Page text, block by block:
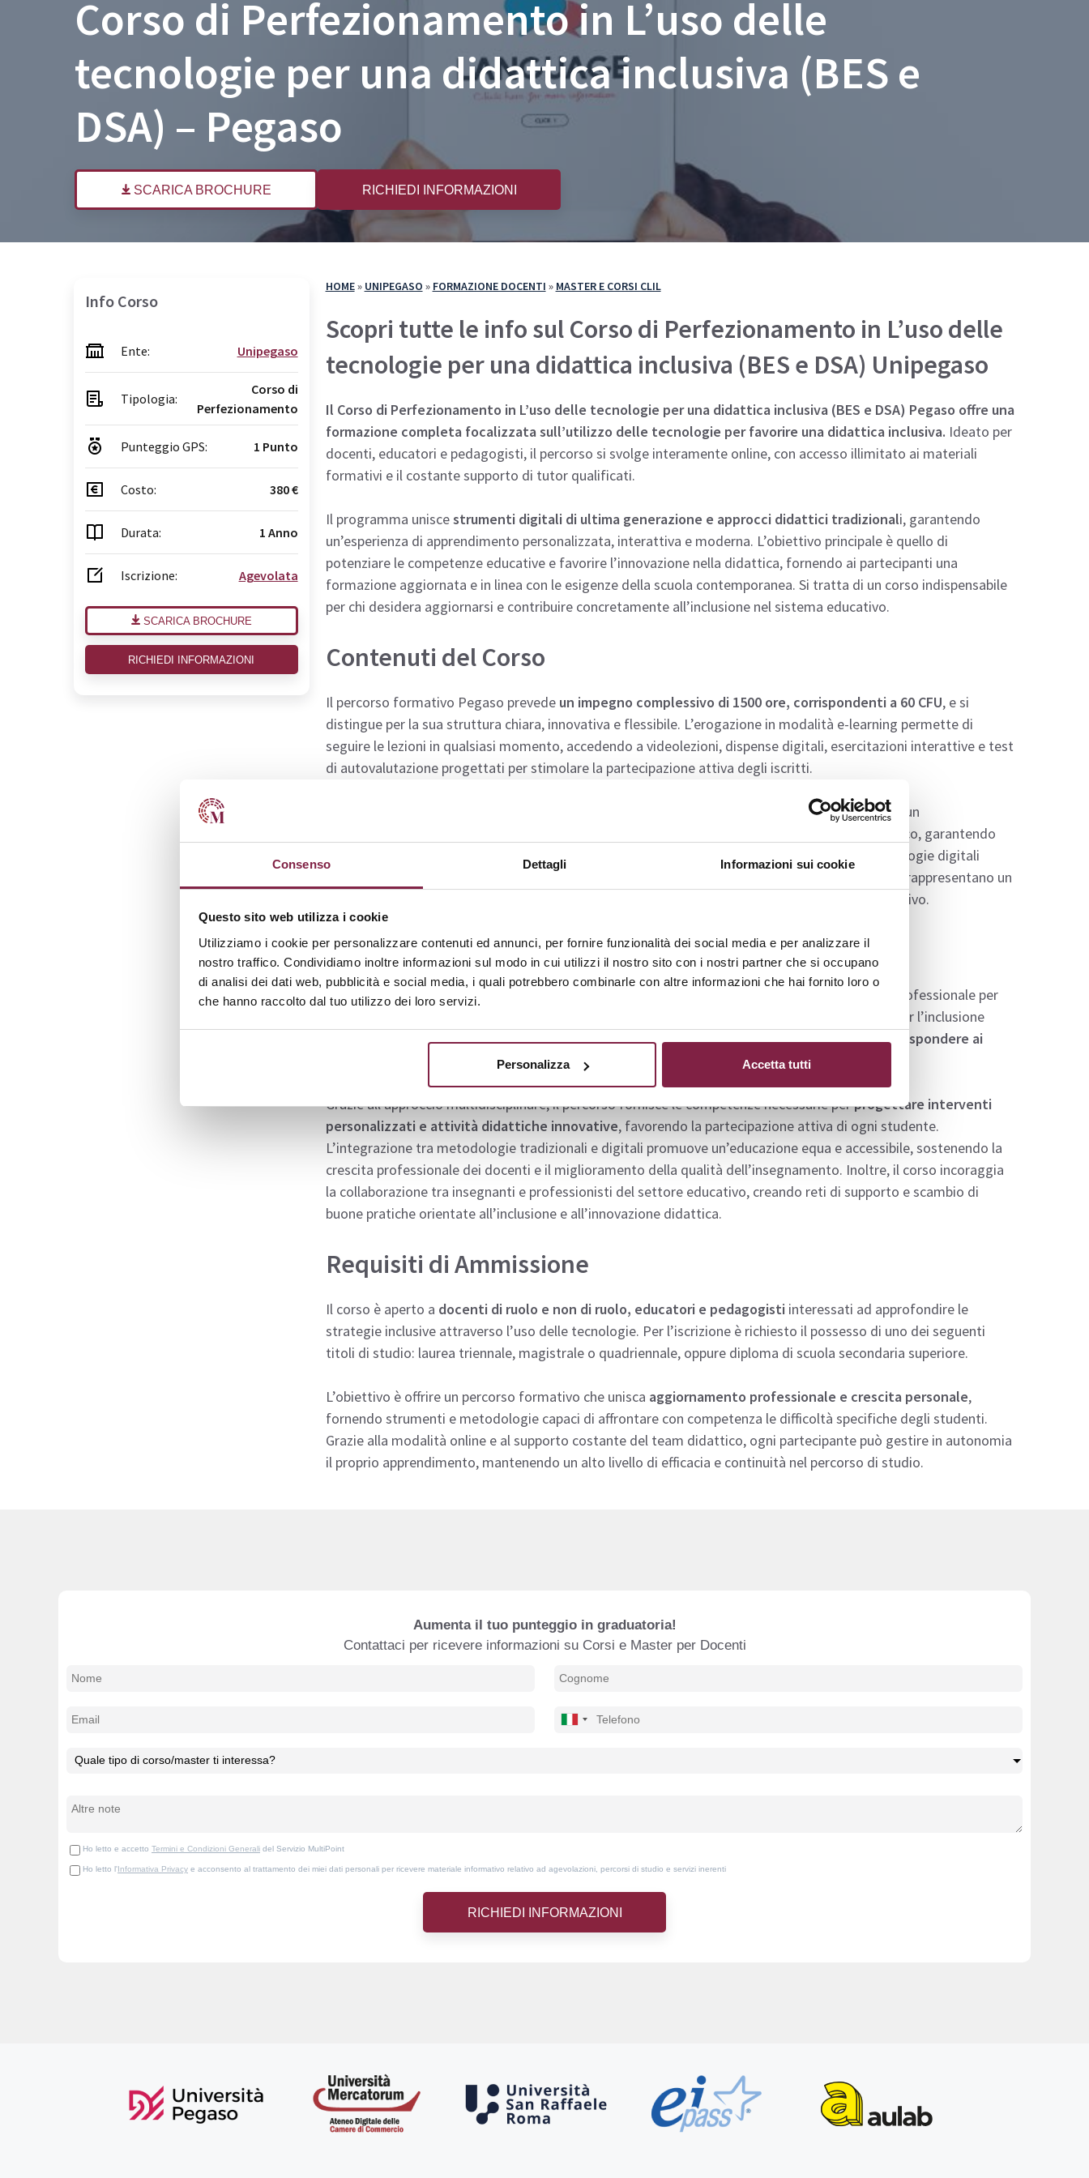
Consenso Dettagli Informazioni sui cookie
Questo sito web utilizza i cookie
Utilizziamo i cookie per personalizzare contenuti ed annunci, per fornire funzionalità dei social media e per analizzare il
nostro traffico. Condividiamo inoltre informazioni sul modo in cui utilizzi il nostro sito con i nostri partner che si occupano
di analisi dei dati web, pubblicità e social media, i quali potrebbero combinarle con altre informazioni che hai fornito loro o
che hanno raccolto dal tuo utilizzo dei loro servizi.
Personalizza Accetta tutti
Come Iscriversi
30 CFU per l’Insegnamento
36 CFU per l’Insegnamento
60 CFU per l’Insegnamento
Specializzazione per il Sostegno
Come Iscriversi
30 e 60 CFU per l’Insegnamento
PA 110 e Lode
Corso di Perfezionamento in L’uso delle
tecnologie per una didattica inclusiva (BES e
DSA) – Pegaso
SCARICA BROCHURE RICHIEDI INFORMAZIONI
HOME» UNIPEGASO » FORMAZIONE DOCENTI » MASTER E CORSI CLIL
Scopri tutte le info sul Corso di Perfezionamento in L’uso delle
tecnologie per una didattica inclusiva (BES e DSA) Unipegaso
Il Corso di Perfezionamento in L’uso delle tecnologie per una didattica inclusiva (BES e DSA) Pegaso offre una
formazione completa focalizzata sull’utilizzo delle tecnologie per favorire una didattica inclusiva. Ideato per
docenti, educatori e pedagogisti, il percorso si svolge interamente online, con accesso illimitato ai materiali
formativi e il costante supporto di tutor qualificati.
Il programma uniscestrumenti digitali di ultima generazione e approcci didattici tradizionali, garantendo
un’esperienza di apprendimento personalizzata, interattiva e moderna. L’obiettivo principale è quello di
potenziare le competenze educative e favorire l’innovazione nella didattica, fornendo ai partecipanti una
formazione aggiornata e in linea con le esigenze della scuola contemporanea. Si tratta di un corso indispensabile
per chi desidera aggiornarsi e contribuire concretamente all’inclusione nel sistema educativo.
Contenuti del Corso
Il percorso formativo Pegaso prevede un impegno complessivo di 1500 ore, corrispondenti a 60 CFU, e si
distingue per la sua struttura chiara, innovativa e flessibile. L’erogazione in modalità e-learning permette di
seguire le lezioni in qualsiasi momento, accedendo a videolezioni, dispense digitali, esercitazioni interattive e test
di autovalutazione progettati per stimolare la partecipazione attiva degli iscritti.
Le tecnologie digitali impiegate consentono di adattare lo studio ai ritmi individuali, favorendo un
offrono un costante supporto didattico, garantendo
un’esperienza formativa efficace e completa. L’integrazione tra didattica tradizionale e metodologie digitali
contribuisce a rendere il corso un modello di inclusione e innovazione. Le competenze maturate rappresentano un
valore aggiunto per chi desidera ampliare le proprie opportunità professionali nel settore educativo.
Spendibilità del Corso
Il corso di perfezionamento Pegaso rappresenta un importante strumento di aggiornamento professionale per
chi opera nel mondo della scuola e della formazione. L’uso strategico delle tecnologie digitali per l’inclusione
consente ai partecipanti di creare ambienti di apprendimento flessibili e coinvolgenti,capaci di rispondere ai
bisogni educativi speciali (BES) e ai disturbi specifici dell’apprendimento (DSA)
Grazie all’approccio multidisciplinare, il percorso fornisce le competenze necessarie perprogettare interventi
personalizzati e attività didattiche innovative, favorendo la partecipazione attiva di ogni studente.
L’integrazione tra metodologie tradizionali e digitali promuove un’educazione equa e accessibile, sostenendo la
crescita professionale dei docenti e il miglioramento della qualità dell’insegnamento. Inoltre, il corso incoraggia
la collaborazione tra insegnanti e professionisti del settore educativo, creando reti di supporto e scambio di
buone pratiche orientate all’inclusione e all’innovazione didattica.
Requisiti di Ammissione
Il corso è aperto a docenti di ruolo e non di ruolo, educatori e pedagogisti interessati ad approfondire le
strategie inclusive attraverso l’uso delle tecnologie. Per l’iscrizione è richiesto il possesso di uno dei seguenti
titoli di studio: laurea triennale, magistrale o quadriennale, oppure diploma di scuola secondaria superiore.
L’obiettivo è offrire un percorso formativo che unisca aggiornamento professionale e crescita personale,
fornendo strumenti e metodologie capaci di affrontare con competenza le difficoltà specifiche degli studenti.
Grazie alla modalità online e al supporto costante del team didattico, ogni partecipante può gestire in autonomia
il proprio apprendimento, mantenendo un alto livello di efficacia e continuità nel percorso di studio.
Info Corso
Ente: Unipegaso
Tipologia:
Corso di
Perfezionamento
Punteggio GPS: 1 Punto
Costo: 380 €
Durata: 1 Anno
Iscrizione: Agevolata
SCARICA BROCHURE
RICHIEDI INFORMAZIONI
Aumenta il tuo punteggio in graduatoria!
Contattaci per ricevere informazioni su Corsi e Master per Docenti
Ho letto e accetto Termini e Condizioni Generali del Servizio MultiPoint
Ho letto l'Informativa Privacy e acconsento al trattamento dei miei dati personali per ricevere materiale informativo relativo ad agevolazioni, percorsi di studio e servizi inerenti